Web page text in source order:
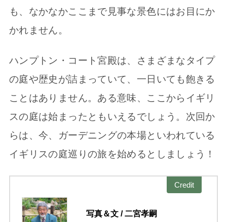
も、なかなかここまで見事な景色にはお目にか
かれません。
ハンプトン・コート宮殿は、さまざまなタイプ
の庭や歴史が詰まっていて、一日いても飽きる
ことはありません。ある意味、ここからイギリ
スの庭は始まったともいえるでしょう。次回か
らは、今、ガーデニングの本場といわれている
イギリスの庭巡りの旅を始めるとしましょう！
Credit
写真＆文 / 二宮孝嗣